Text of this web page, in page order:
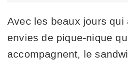
Avec les beaux jours qui
envies de pique-nique
accompagnent, le